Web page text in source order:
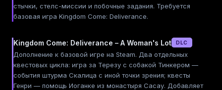
стычки, стелс-миссии и побочные задания. Требуется
базовая игра Kingdom Come: Deliverance.
Kingdom Come: Deliverance – A Woman's Lot DLC
Дополнение к базовой игре на Steam. Два отдельных
квестовых цикла: игра за Терезу с собакой Тинкером —
события штурма Скалица с иной точки зрения; квесты
Генри — помощь Иоганке из монастыря Сасау. Добавляет